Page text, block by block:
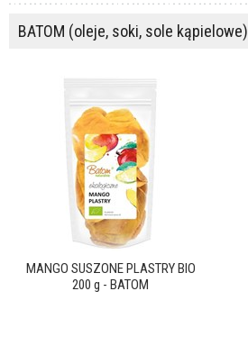
BATOM (oleje, soki, sole kąpielowe)
MANGO SUSZONE PLASTRY BIO
200 g - BATOM